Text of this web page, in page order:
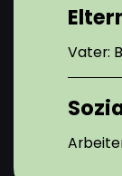
Vater: